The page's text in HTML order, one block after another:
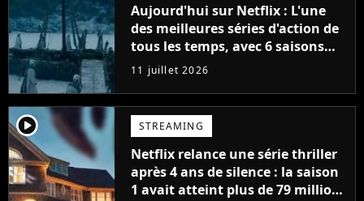
Aujourd'hui sur Netflix : L'une
des meilleures séries d'action de
tous les temps, avec 6 saisons
parfaites
11 juillet 2026
player2 STREAMING
Netflix relance une série thriller
après 4 ans de silence : la saison
1 avait atteint plus de 79 millions